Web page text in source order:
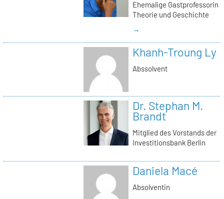
Ehemalige Gastprofessorin
Theorie und Geschichte
→
Khanh-Troung Ly
Abssolvent
Dr. Stephan M.
Brandt
Mitglied des Vorstands der
Investitionsbank Berlin
Daniela Macé
Absolventin